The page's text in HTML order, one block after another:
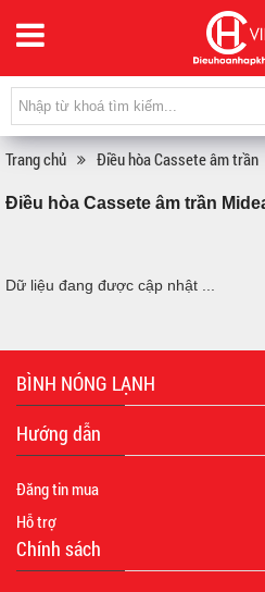
Trang chủ Điều hòa Cassete âm trần
Điều hòa Cassete âm trần
Dữ liệu đang được cập nhật ...
BÌNH NÓNG LẠNH
Hướng dẫn
Đăng tin mua
Hỗ trợ
Chính sách